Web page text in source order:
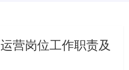
营岗位工作职责及